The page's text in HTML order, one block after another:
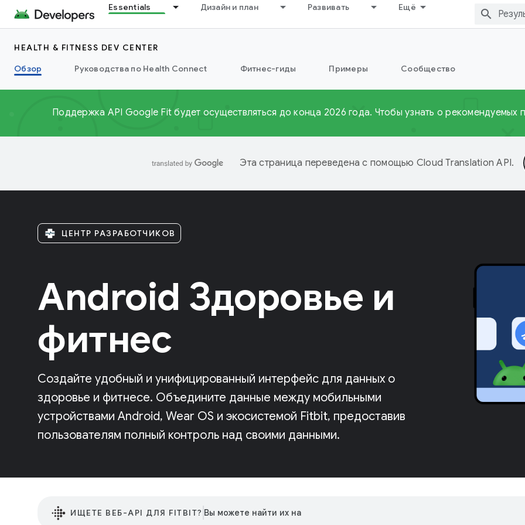
Essentials Дизайн и план Развивать Ещё
HEALTH & FITNESS DEV CENTER
Обзор
Руководства по Health Connect Фитнес-гиды Примеры Сообщество
Поддержка API Google Fit будет осуществляться до конца 2026 года. Чтобы узнать о рекомендуемых
Эта страница переведена с помощью Cloud Translation API.
ЦЕНТР РАЗРАБОТЧИКОВ
Android Здоровье и
фитнес
Создайте удобный и унифицированный интерфейс для данных о
здоровье и фитнесе. Объедините данные между мобильными
устройствами Android, Wear OS и экосистемой Fitbit, предоставив
пользователям полный контроль над своими данными.
ИЩЕТЕ ВЕБ-API ДЛЯ FITBIT? Вы можете найти их на